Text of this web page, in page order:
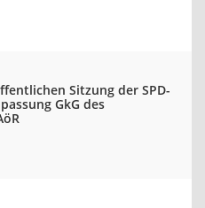
Sitzung der SPD-
GkG des